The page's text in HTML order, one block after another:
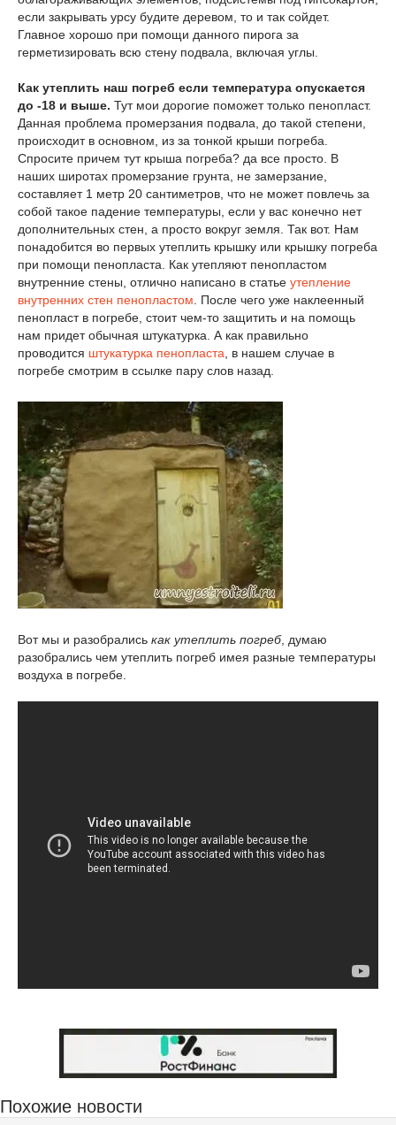
если закрывать урсу будите деревом, то и так сойдет.
Главное хорошо при помощи данного пирога за
герметизировать всю стену подвала, включая углы.
Как утеплить наш погреб если температура опускается
до -18 и выше. Тут мои дорогие поможет только пенопласт.
Данная проблема промерзания подвала, до такой степени,
происходит в основном, из за тонкой крыши погреба.
Спросите причем тут крыша погреба? да все просто. В
наших широтах промерзание грунта, не замерзание,
составляет 1 метр 20 сантиметров, что не может повлечь за
собой такое падение температуры, если у вас конечно нет
дополнительных стен, а просто вокруг земля. Так вот. Нам
понадобится во первых утеплить крышку или крышку погреба
при помощи пенопласта. Как утепляют пенопластом
внутренние стены, отлично написано в статье утепление
внутренних стен пенопластом . После чего уже наклеенный
пенопласт в погребе, стоит чем-то защитить и на помощь
нам придет обычная штукатурка. А как правильно
проводится штукатурка пенопласта , в нашем случае в
погребе смотрим в ссылке пару слов назад.
Вот мы и разобрались как утеплить погреб, думаю
разобрались чем утеплить погреб имея разные температуры
воздуха в погребе.
Похожие новости